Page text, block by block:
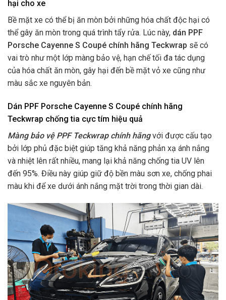
hại cho xe
Bề mặt xe có thể bị ăn mòn bởi những hóa chất độc hại có
thể gây ăn mòn trong quá trình tẩy rửa. Lúc này, dán PPF
Porsche Cayenne S Coupé chính hãng Teckwrap sẽ có
vai trò như một lớp màng bảo vệ, hạn chế tối đa tác dụng
của hóa chất ăn mòn, gây hại đến bề mặt vỏ xe cũng như
màu sắc xe nguyên bản.
Dán PPF Porsche Cayenne S Coupé chính hãng
Teckwrap chống tia cực tím hiệu quả
Màng bảo vệ PPF Teckwrap chính hãngvới được cấu tạo
bởi lớp phủ đặc biệt giúp tăng khả năng phản xạ ánh nắng
và nhiệt lên rất nhiều, mang lại khả năng chống tia UV lên
đến 95%. Điều này giúp giữ độ bền màu sơn xe, chống phai
màu khi để xe dưới ánh nắng mặt trời trong thời gian dài.